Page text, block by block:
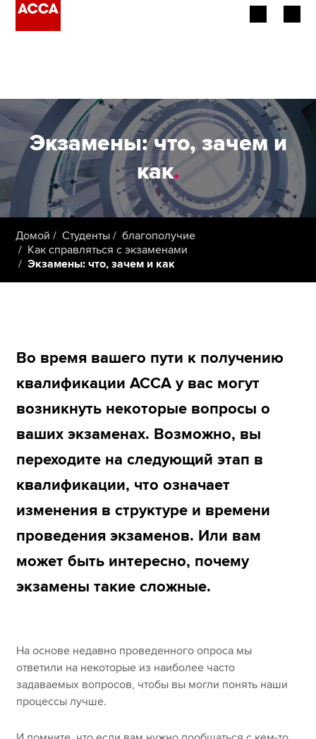
Работодатели
Провайдеры обучения
Члены ACCA
Студенты
О нас
Экзамены: что, зачем и
как.
Домой Студенты
благополучие
Как справляться с экзаменами
Экзамены: что, зачем и как
Во время вашего пути к получению
квалификации ACCA у вас могут
возникнуть некоторые вопросы о
ваших экзаменах. Возможно, вы
переходите на следующий этап в
квалификации, что означает
изменения в структуре и времени
проведения экзаменов. Или вам
может быть интересно, почему
экзамены такие сложные.
На основе недавно проведенного опроса мы
ответили на некоторые из наиболее часто
задаваемых вопросов, чтобы вы могли понять наши
процессы лучше.